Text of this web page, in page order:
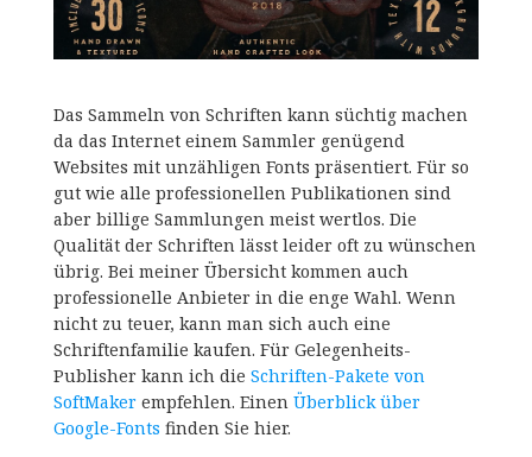
Das Sammeln von Schriften kann süchtig machen
da das Internet einem Sammler genügend
Websites mit unzähligen Fonts präsentiert. Für so
gut wie alle professionellen Publikationen sind
aber billige Sammlungen meist wertlos. Die
Qualität der Schriften lässt leider oft zu wünschen
übrig. Bei meiner Übersicht kommen auch
professionelle Anbieter in die enge Wahl. Wenn
nicht zu teuer, kann man sich auch eine
Schriftenfamilie kaufen. Für Gelegenheits-
Publisher kann ich die Schriften-Pakete von
SoftMakerempfehlen. Einen Überblick über
Google-Fonts finden Sie hier.